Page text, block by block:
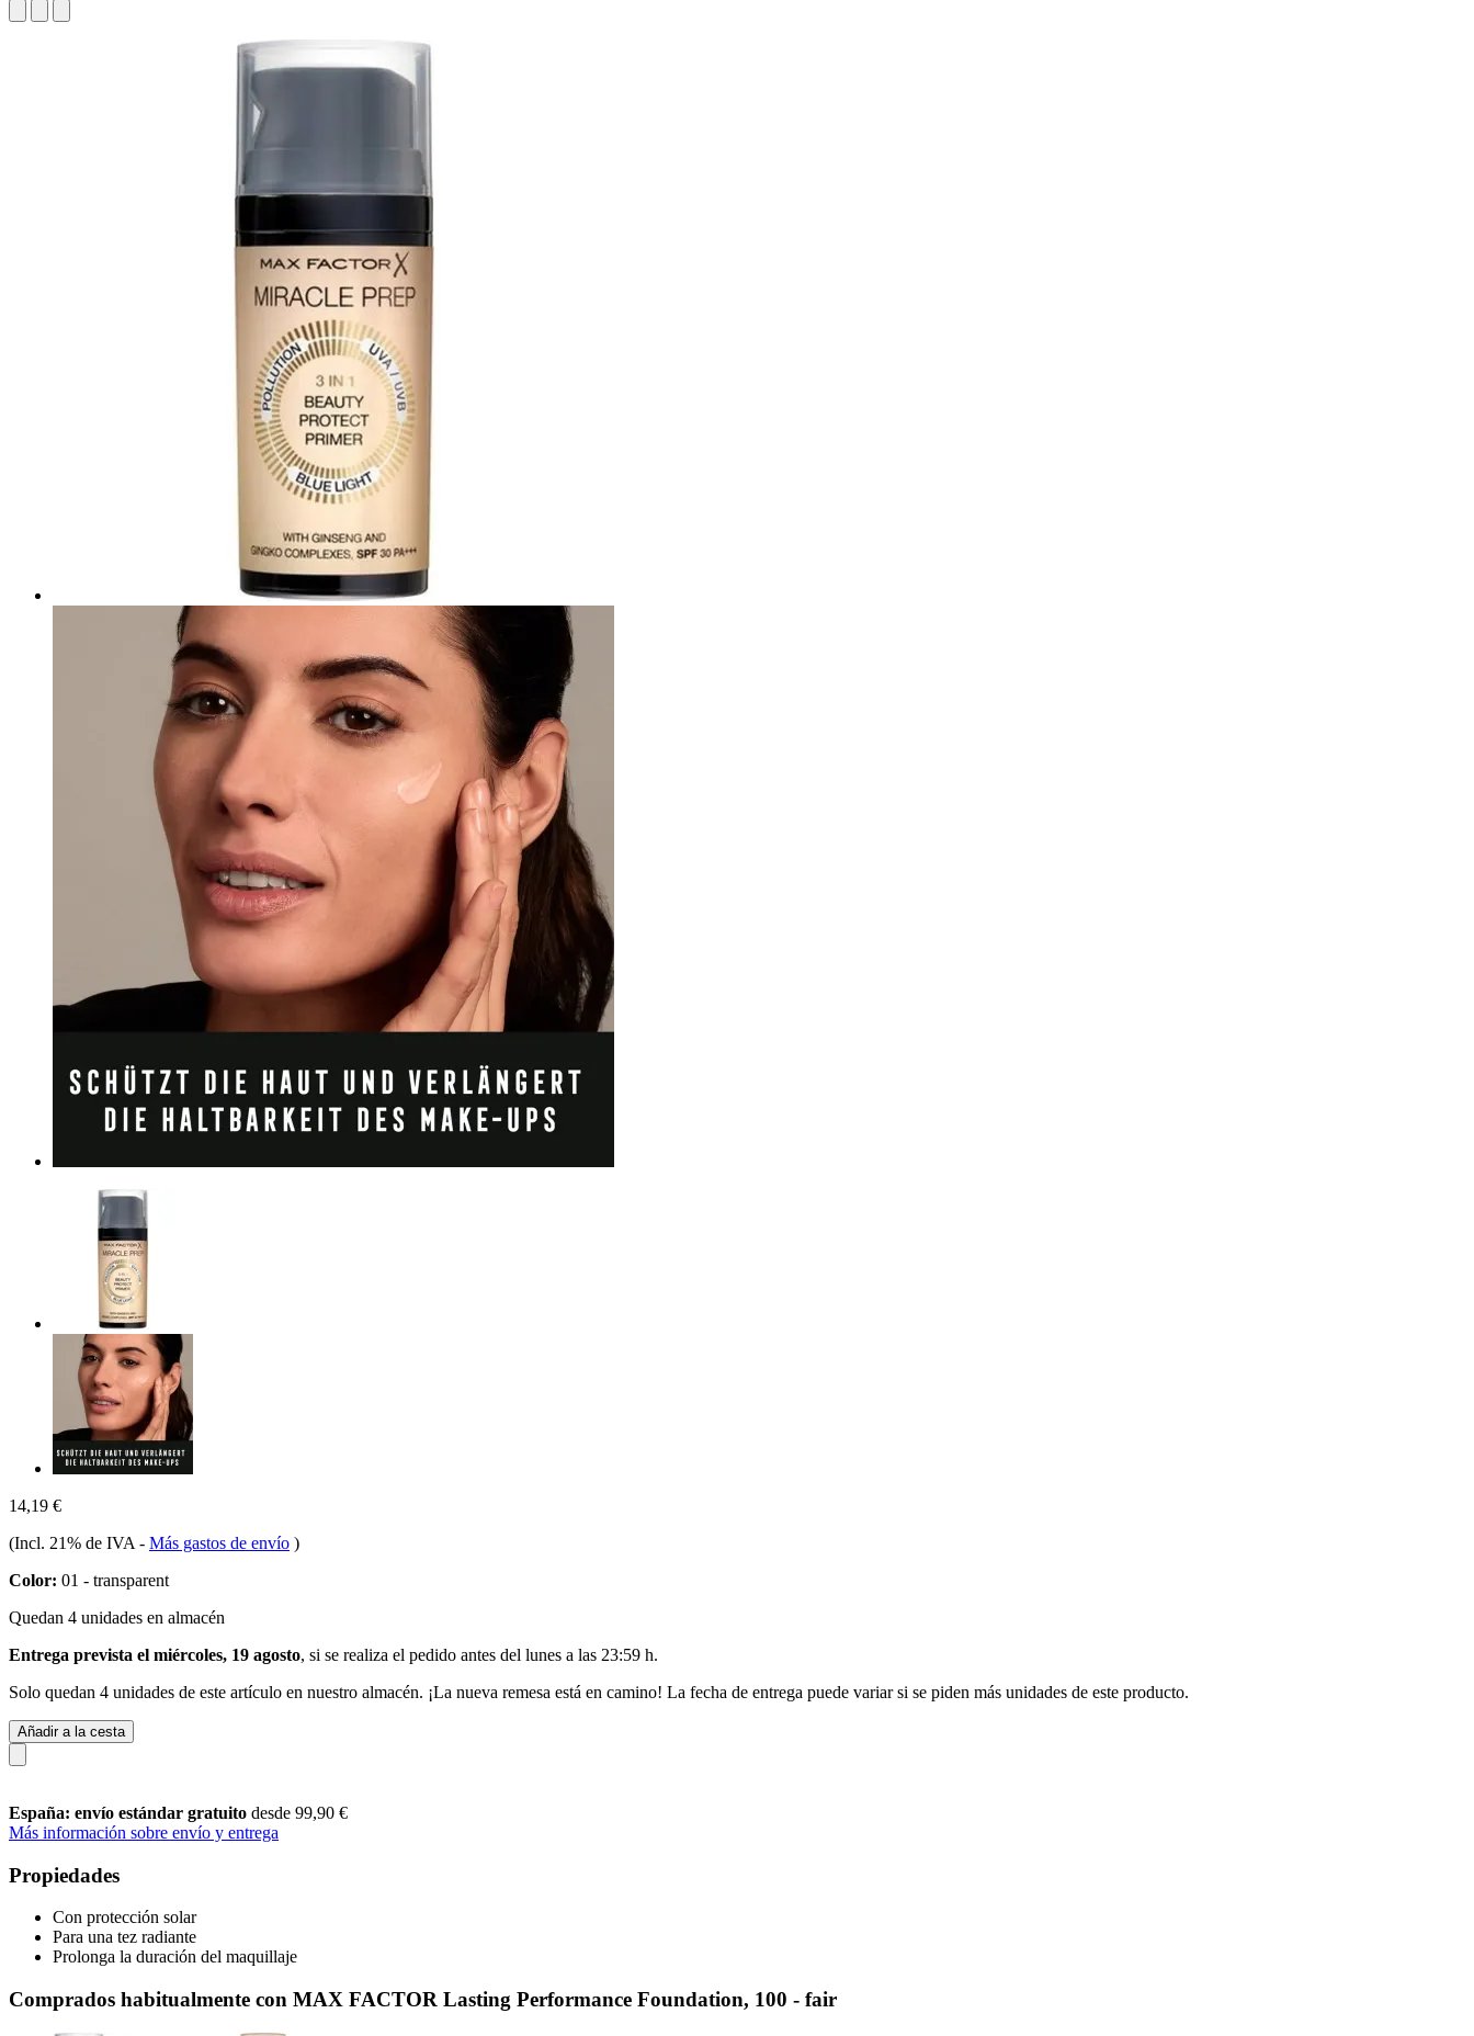
14,19 €
(Incl. 21% de IVA - Más gastos de envío )
Color: 01 - transparent
Quedan 4 unidades en almacén
Entrega prevista el miércoles, 19 agosto, si se realiza el pedido antes del lunes a las 23:59 h.
Solo quedan 4 unidades de este artículo en nuestro almacén. ¡La nueva remesa está en camino! La fecha de entrega puede variar si se piden más unidades de este producto.
Añadir a la cesta
España: envío estándar gratuito desde 99,90 €
Más información sobre envío y entrega
Propiedades
Con protección solar
Para una tez radiante
Prolonga la duración del maquillaje
Comprados habitualmente con MAX FACTOR Lasting Performance Foundation, 100 - fair